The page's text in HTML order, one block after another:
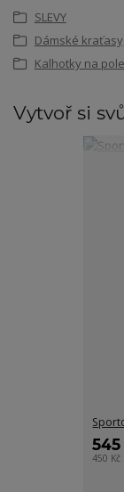
SLEVY
Dámské
Kalhotky na
Vytvoř si
450 Kč